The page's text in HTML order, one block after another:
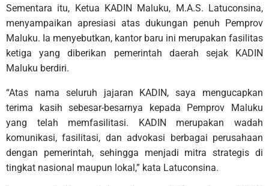
Sementara itu, Ketua KADIN Maluku, M.A.S. Latuconsina,
menyampaikan apresiasi atas dukungan penuh Pemprov
Maluku. Ia menyebutkan, kantor baru ini merupakan fasilitas
ketiga yang diberikan pemerintah daerah sejak KADIN
Maluku berdiri.
“Atas nama seluruh jajaran KADIN, saya mengucapkan
terima kasih sebesar-besarnya kepada Pemprov Maluku
yang telah memfasilitasi. KADIN merupakan wadah
komunikasi, fasilitasi, dan advokasi berbagai perusahaan
dengan pemerintah, sehingga menjadi mitra strategis di
tingkat nasional maupun lokal,” kata Latuconsina.